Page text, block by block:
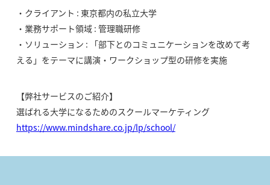
・クライアント : 東京都内の私立大学
・業務サポート領域 : 管理職研修
・ソリューション : 「部下とのコミュニケーションを改めて考
える」をテーマに講演・ワークショップ型の研修を実施
【弊社サービスのご紹介】
選ばれる大学になるためのスクールマーケティング
https://www.mindshare.co.jp/lp/school/